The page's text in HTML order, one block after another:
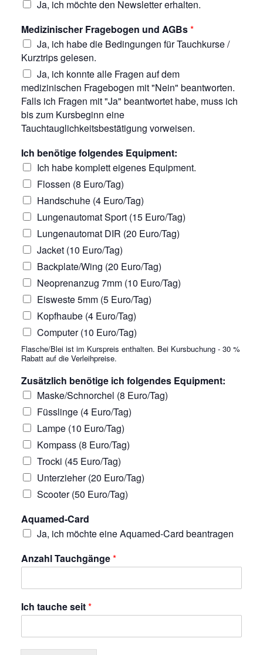
Ja, ich möchte den Newsletter erhalten.
Medizinischer Fragebogen und AGBs*
Ja, ich habe die Bedingungen für Tauchkurse /
Kurztrips gelesen.
Ja, ich konnte alle Fragen auf dem
medizinischen Fragebogen mit "Nein" beantworten.
Falls ich Fragen mit "Ja" beantwortet habe, muss ich
bis zum Kursbeginn eine
Tauchtauglichkeitsbestätigung vorweisen.
Ich benötige folgendes Equipment:
Ich habe komplett eigenes Equipment.
Flossen (8 Euro/Tag)
Handschuhe (4 Euro/Tag)
Lungenautomat Sport (15 Euro/Tag)
Lungenautomat DIR (20 Euro/Tag)
Jacket (10 Euro/Tag)
Backplate/Wing (20 Euro/Tag)
Neoprenanzug 7mm (10 Euro/Tag)
Eisweste 5mm (5 Euro/Tag)
Kopfhaube (4 Euro/Tag)
Computer (10 Euro/Tag)
Flasche/Blei ist im Kurspreis enthalten. Bei Kursbuchung - 30 %
Rabatt auf die Verleihpreise.
Zusätzlich benötige ich folgendes Equipment:
Maske/Schnorchel (8 Euro/Tag)
Füsslinge (4 Euro/Tag)
Lampe (10 Euro/Tag)
Kompass (8 Euro/Tag)
Trocki (45 Euro/Tag)
Unterzieher (20 Euro/Tag)
Scooter (50 Euro/Tag)
Aquamed-Card
Ja, ich möchte eine Aquamed-Card beantragen
Anzahl Tauchgänge*
Ich tauche seit*